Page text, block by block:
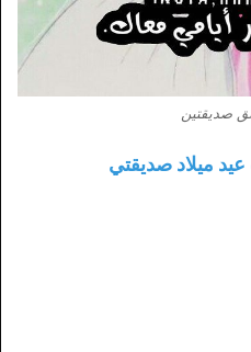
صديقتين
ميلاد صديقتي